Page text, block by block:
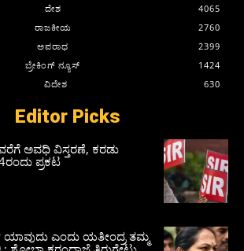
ದೇಶ
4065
ರಾಜಕೀಯ
2760
ಅಪರಾಧ
2399
ಬ್ರೇಕಿಂಗ್ ನ್ಯೂಸ್
1424
ವಿದೇಶ
630
Editor Picks
ಅವಧಿ ವಿಸ್ತರಣೆ, ಕರಡು
ಪ್ರಕಟ
ಯಾವುದು ಎಂದು ಯತೀಂದ್ರ ತಮ್ಮ